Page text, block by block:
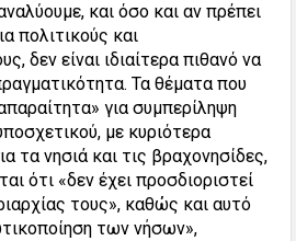
και όσο και αν πρέπει
πολιτικούς και
δεν είναι ιδιαίτερα πιθανό να
Τα θέματα που
για συμπερίληψη
με κυριότερα
τα νησιά και τις βραχονησίδες,
ότι «δεν έχει προσδιοριστεί
τους», καθώς και αυτό
των νήσων»,